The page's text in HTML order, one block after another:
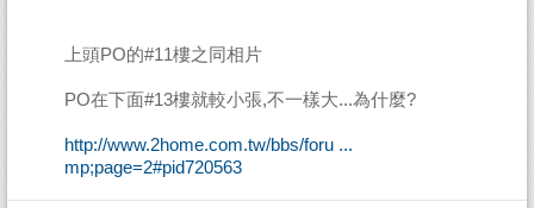
上頭PO的#11樓之同相片
PO在下面#13樓就較小張,不一樣大...為什麼?
http://www.2home.com.tw/bbs/foru ...
mp;page=2#pid720563